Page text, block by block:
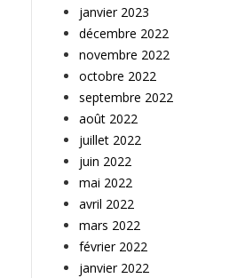
janvier 2023
décembre 2022
novembre 2022
octobre 2022
septembre 2022
août 2022
juillet 2022
juin 2022
mai 2022
avril 2022
mars 2022
février 2022
janvier 2022